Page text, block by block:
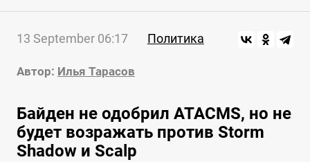
13 September 06:17 Политика
Автор: Илья Тарасов
Байден не одобрил ATACMS, но не
будет возражать против Storm
Shadow и Scalp